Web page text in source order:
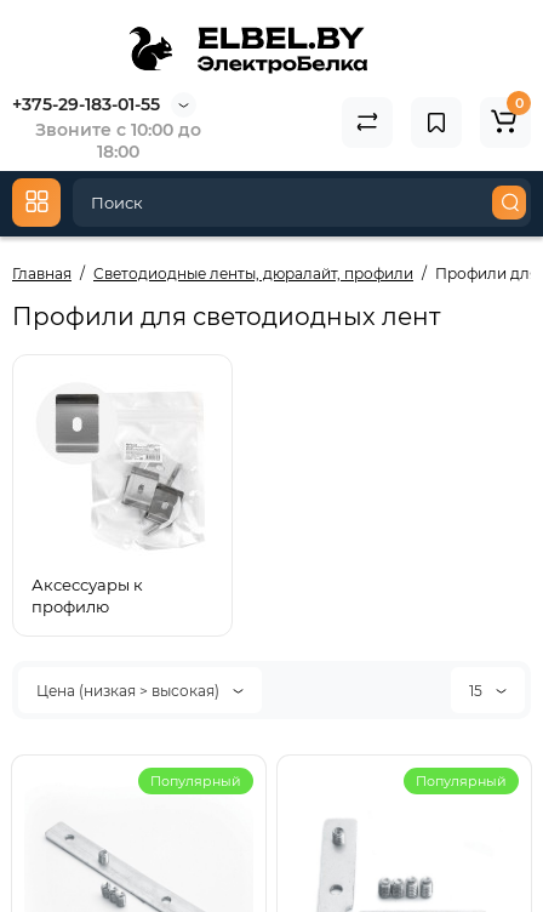
+375-29-183-01-55
Звоните с 10:00 до
18:00
0
Главная Светодиодные ленты, дюралайт, профили Профили для
Профили для светодиодных лент
Аксессуары к
профилю
Цена (низкая > высокая) 15
Популярный Популярный